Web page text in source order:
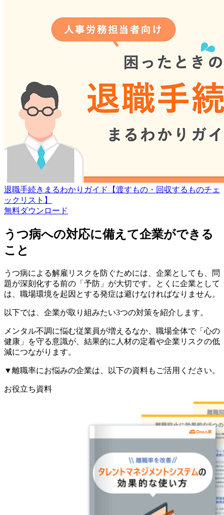
退職手続きまるわかりガイド【渡すもの・回収するものチェ
ックリスト】
無料ダウンロード
うつ病への対応に備えて企業ができる
こと
うつ病による解雇リスクを防ぐためには、企業としても、問
題が深刻化する前の「予防」が大切です。とくに企業として
は、職場環境を起因とする発症は避けなければなりません。
以下では、企業が取り組みたい3つの対策を紹介します。
メンタル不調に悩む従業員が増えるなか、職場全体で「心の
健康」を守る意識が、結果的に人材の定着や企業リスクの低
減につながります。
▼離職率にお悩みの企業は、以下の資料もご活用ください。
お役立ち資料